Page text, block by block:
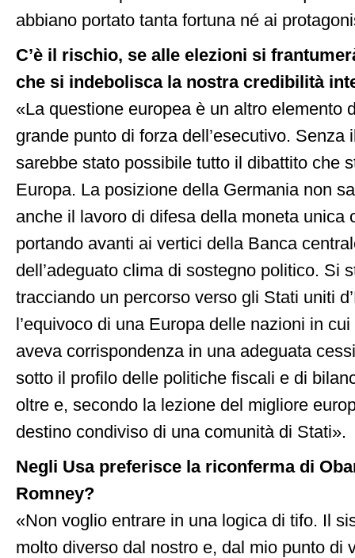
abbiano portato tanta fortuna né ai
C’è il rischio, se alle elezioni si
che si indebolisca la nostra credibilità
«La questione europea è un altro elemento
grande punto di forza dell’esecutivo. Senza
sarebbe stato possibile tutto il dibattito che
Europa. La posizione della Germania non
anche il lavoro di difesa della moneta unica
portando avanti ai vertici della Banca
dell’adeguato clima di sostegno politico. Si
tracciando un percorso verso gli Stati uniti
l’equivoco di una Europa delle nazioni in
aveva corrispondenza in una adeguata
sotto il profilo delle politiche fiscali e di
oltre e, secondo la lezione del migliore
destino condiviso di una comunità di Stati».
Negli Usa preferisce la riconferma di
Romney?
«Non voglio entrare in una logica di tifo. Il
molto diverso dal nostro e, dal mio punto di